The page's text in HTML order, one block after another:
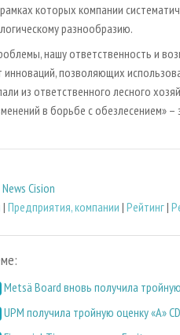
которых компании
разнообразию.
нашу ответственность и
инноваций, позволяющих
из ответственного лесного
в борьбе с обезлесением» –
News Cision
| Предприятия, компании | Рейтинг|
Metsä Board вновь получила
UPM получила тройную оценку «А»